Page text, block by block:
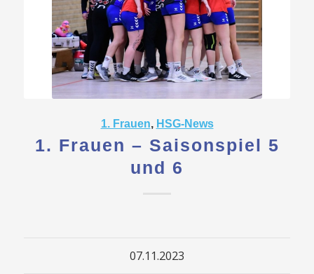
1. Frauen, HSG-News
1. Frauen – Saisonspiel 5
und 6
07.11.2023